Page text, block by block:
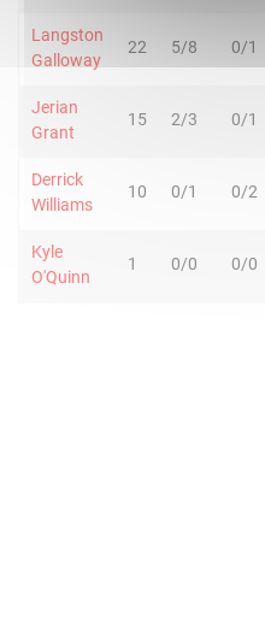
Langston
Galloway
22 5/8 0/1
Jerian
Grant
15 2/3 0/1
Derrick
Williams
10 0/1 0/2
Kyle
O'Quinn
1 0/0 0/0